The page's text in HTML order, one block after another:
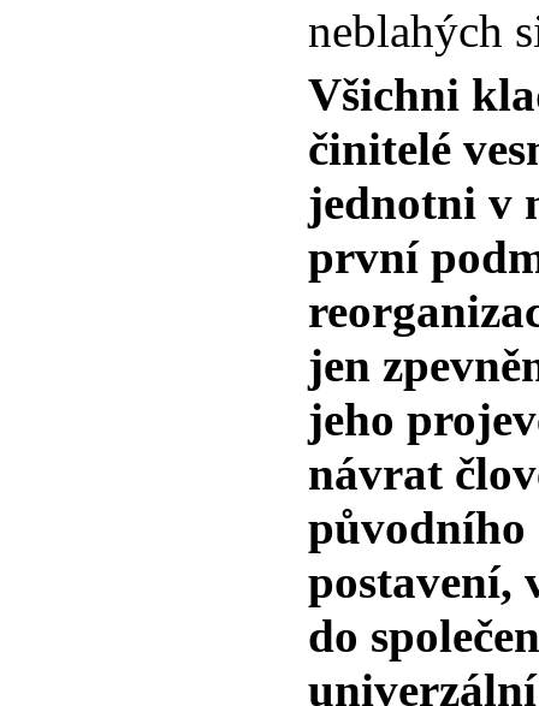
neblahých
Všichni
činitelé
jednotni v
první
jen
jeho
návrat
původního
postavení,
do